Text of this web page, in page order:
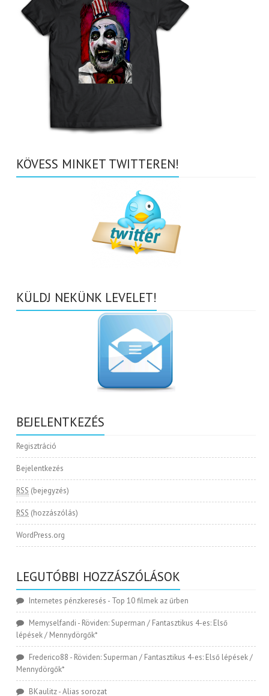
KÖVESS MINKET TWITTEREN!
KÜLDJ NEKÜNK LEVELET!
BEJELENTKEZÉS
Regisztráció
Bejelentkezés
RSS (bejegyzés)
RSS (hozzászólás)
WordPress.org
LEGUTÓBBI HOZZÁSZÓLÁSOK
Internetes pénzkeresés - Top 10 filmek az űrben
Memyselfandi - Röviden: Superman / Fantasztikus 4-es: Első
lépések / Mennydörgők*
Frederico88 - Röviden: Superman / Fantasztikus 4-es: Első lépések /
Mennydörgők*
BKaulitz-Alias sorozat